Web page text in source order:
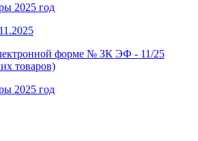
2025 год
форме № ЗК ЭФ - 11/25
товаров)
2025 год